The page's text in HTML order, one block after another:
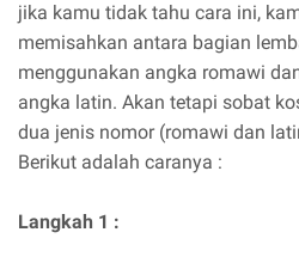
jika kamu tidak tahu cara ini,
memisahkan antara bagian
menggunakan angka romawi
angka latin. Akan tetapi sobat
dua jenis nomor (romawi dan
Berikut adalah caranya :
Langkah 1 :